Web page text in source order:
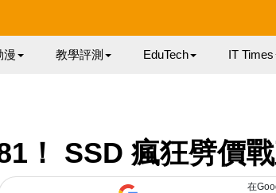
漫 教學評測 EduTech IT Times
！ SSD 瘋狂劈價
在